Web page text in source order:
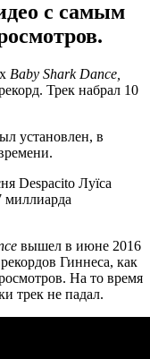
с самым
Baby Shark Dance,
Трек набрал 10
установлен, в
Despacito Луїcа
миллиарда
вышел в июне 2016
Гиннеса, как
На то время
трек не падал.